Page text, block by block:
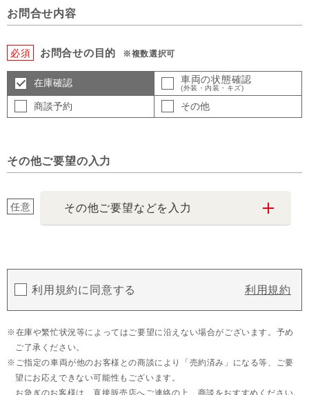
お問合せ内容
必須 お問合せの目的 ※複数選択可
在庫確認 車両の状態確認
(外装・内装・キズ)
商談予約 その他
その他ご要望の入力
任意 その他ご要望などを入力
利用規約に同意する 利用規約
在庫や繁忙状況等によってはご要望に沿えない場合がございます。予め
ご了承ください。
ご指定の車両が他のお客様との商談により「売約済み」になる等、ご要
望にお応えできない可能性もございます。
お急ぎのお客様は、直接販売店へご連絡の上、商談をおすすめください。